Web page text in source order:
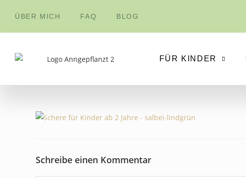
springen
ÜBER MICH FAQ BLOG
FÜR KINDER
Schreibe einen Kommentar